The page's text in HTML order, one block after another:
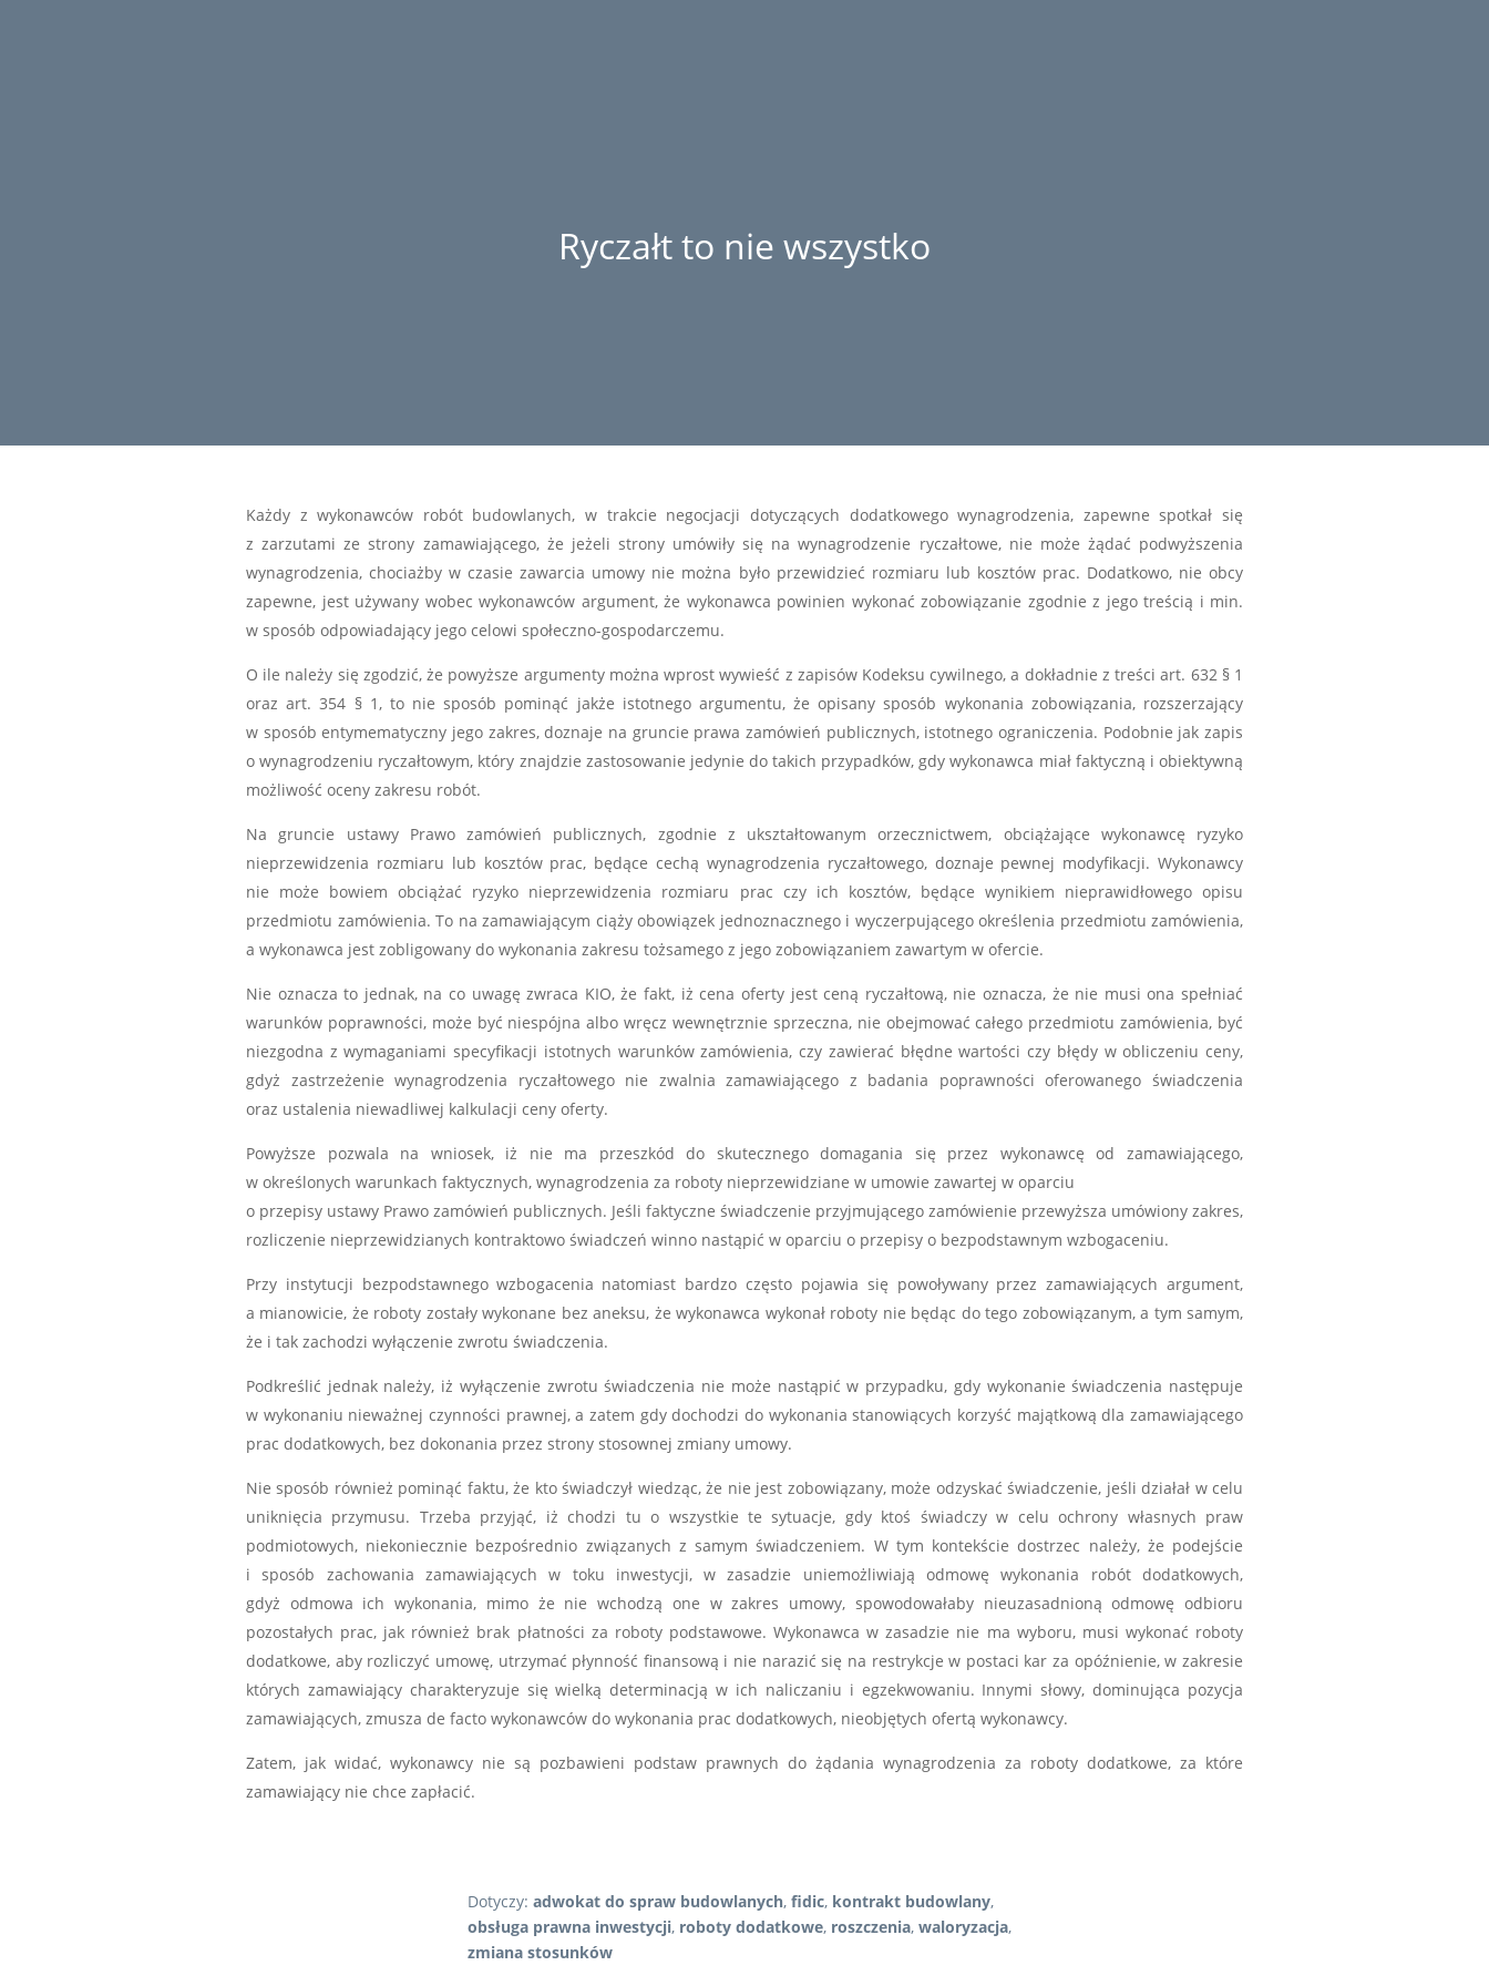
Ryczałt to nie wszystko
Każdy z wykonawców robót budowlanych, w trakcie negocjacji dotyczących dodatkowego wynagrodzenia, zapewne spotkał się
z zarzutami ze strony zamawiającego, że jeżeli strony umówiły się na wynagrodzenie ryczałtowe, nie może żądać podwyższenia
wynagrodzenia, chociażby w czasie zawarcia umowy nie można było przewidzieć rozmiaru lub kosztów prac. Dodatkowo, nie obcy
zapewne, jest używany wobec wykonawców argument, że wykonawca powinien wykonać zobowiązanie zgodnie z jego treścią i min.
w sposób odpowiadający jego celowi społeczno-gospodarczemu.
O ile należy się zgodzić, że powyższe argumenty można wprost wywieść z zapisów Kodeksu cywilnego, a dokładnie z treści art. 632 § 1
oraz art. 354 § 1, to nie sposób pominąć jakże istotnego argumentu, że opisany sposób wykonania zobowiązania, rozszerzający
w sposób entymematyczny jego zakres, doznaje na gruncie prawa zamówień publicznych, istotnego ograniczenia. Podobnie jak zapis
o wynagrodzeniu ryczałtowym, który znajdzie zastosowanie jedynie do takich przypadków, gdy wykonawca miał faktyczną i obiektywną
możliwość oceny zakresu robót.
Na gruncie ustawy Prawo zamówień publicznych, zgodnie z ukształtowanym orzecznictwem, obciążające wykonawcę ryzyko
nieprzewidzenia rozmiaru lub kosztów prac, będące cechą wynagrodzenia ryczałtowego, doznaje pewnej modyfikacji. Wykonawcy
nie może bowiem obciążać ryzyko nieprzewidzenia rozmiaru prac czy ich kosztów, będące wynikiem nieprawidłowego opisu
przedmiotu zamówienia. To na zamawiającym ciąży obowiązek jednoznacznego i wyczerpującego określenia przedmiotu zamówienia,
a wykonawca jest zobligowany do wykonania zakresu tożsamego z jego zobowiązaniem zawartym w ofercie.
Nie oznacza to jednak, na co uwagę zwraca KIO, że fakt, iż cena oferty jest ceną ryczałtową, nie oznacza, że nie musi ona spełniać
warunków poprawności, może być niespójna albo wręcz wewnętrznie sprzeczna, nie obejmować całego przedmiotu zamówienia, być
niezgodna z wymaganiami specyfikacji istotnych warunków zamówienia, czy zawierać błędne wartości czy błędy w obliczeniu ceny,
gdyż zastrzeżenie wynagrodzenia ryczałtowego nie zwalnia zamawiającego z badania poprawności oferowanego świadczenia
oraz ustalenia niewadliwej kalkulacji ceny oferty.
Powyższe pozwala na wniosek, iż nie ma przeszkód do skutecznego domagania się przez wykonawcę od zamawiającego,
w określonych warunkach faktycznych, wynagrodzenia za roboty nieprzewidziane w umowie zawartej w oparciu
o przepisy ustawy Prawo zamówień publicznych. Jeśli faktyczne świadczenie przyjmującego zamówienie przewyższa umówiony zakres,
rozliczenie nieprzewidzianych kontraktowo świadczeń winno nastąpić w oparciu o przepisy o bezpodstawnym wzbogaceniu.
Przy instytucji bezpodstawnego wzbogacenia natomiast bardzo często pojawia się powoływany przez zamawiających argument,
a mianowicie, że roboty zostały wykonane bez aneksu, że wykonawca wykonał roboty nie będąc do tego zobowiązanym, a tym samym,
że i tak zachodzi wyłączenie zwrotu świadczenia.
Podkreślić jednak należy, iż wyłączenie zwrotu świadczenia nie może nastąpić w przypadku, gdy wykonanie świadczenia następuje
w wykonaniu nieważnej czynności prawnej, a zatem gdy dochodzi do wykonania stanowiących korzyść majątkową dla zamawiającego
prac dodatkowych, bez dokonania przez strony stosownej zmiany umowy.
Nie sposób również pominąć faktu, że kto świadczył wiedząc, że nie jest zobowiązany, może odzyskać świadczenie, jeśli działał w celu
uniknięcia przymusu. Trzeba przyjąć, iż chodzi tu o wszystkie te sytuacje, gdy ktoś świadczy w celu ochrony własnych praw
podmiotowych, niekoniecznie bezpośrednio związanych z samym świadczeniem. W tym kontekście dostrzec należy, że podejście
i sposób zachowania zamawiających w toku inwestycji, w zasadzie uniemożliwiają odmowę wykonania robót dodatkowych,
gdyż odmowa ich wykonania, mimo że nie wchodzą one w zakres umowy, spowodowałaby nieuzasadnioną odmowę odbioru
pozostałych prac, jak również brak płatności za roboty podstawowe. Wykonawca w zasadzie nie ma wyboru, musi wykonać roboty
dodatkowe, aby rozliczyć umowę, utrzymać płynność finansową i nie narazić się na restrykcje w postaci kar za opóźnienie, w zakresie
których zamawiający charakteryzuje się wielką determinacją w ich naliczaniu i egzekwowaniu. Innymi słowy, dominująca pozycja
zamawiających, zmusza de facto wykonawców do wykonania prac dodatkowych, nieobjętych ofertą wykonawcy.
Zatem, jak widać, wykonawcy nie są pozbawieni podstaw prawnych do żądania wynagrodzenia za roboty dodatkowe, za które
zamawiający nie chce zapłacić.
Dotyczy: adwokat do spraw budowlanych, fidic, kontrakt budowlany,
obsługa prawna inwestycji, roboty dodatkowe, roszczenia, waloryzacja,
zmiana stosunków